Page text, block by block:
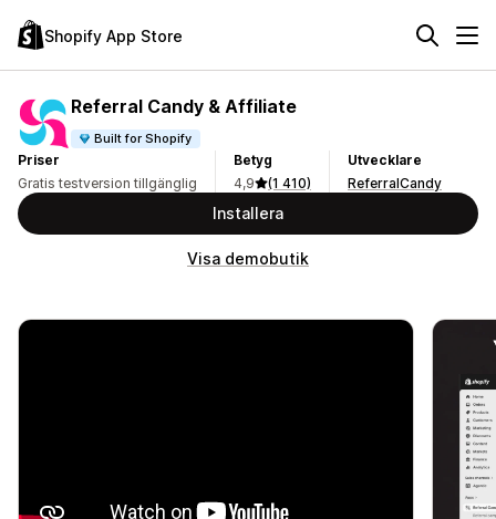
Shopify App Store
Referral Candy & Affiliate
Built for Shopify
Priser
Gratis testversion tillgänglig
Betyg
4,9
(1 410)
Utvecklare
ReferralCandy
Installera
Visa demobutik